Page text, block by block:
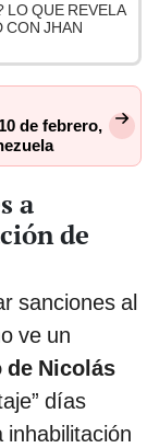
LO QUE REVELA
CON JHAN
de febrero,
a
de
sanciones al
ve un
de Nicolás
días
inhabilitación